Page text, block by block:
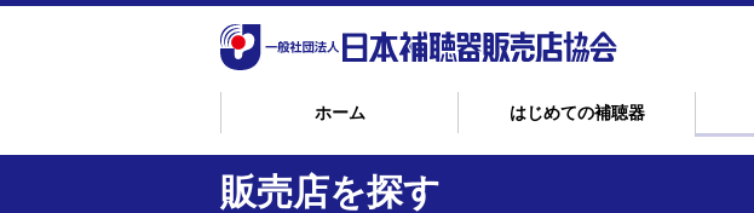
ホーム はじめての補聴器
販売店を探す